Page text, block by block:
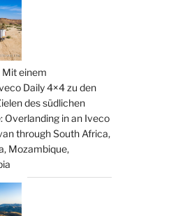
einem
Daily 4×4 zu den
des südlichen
Overlanding in an Iveco
through South Africa,
Mozambique,